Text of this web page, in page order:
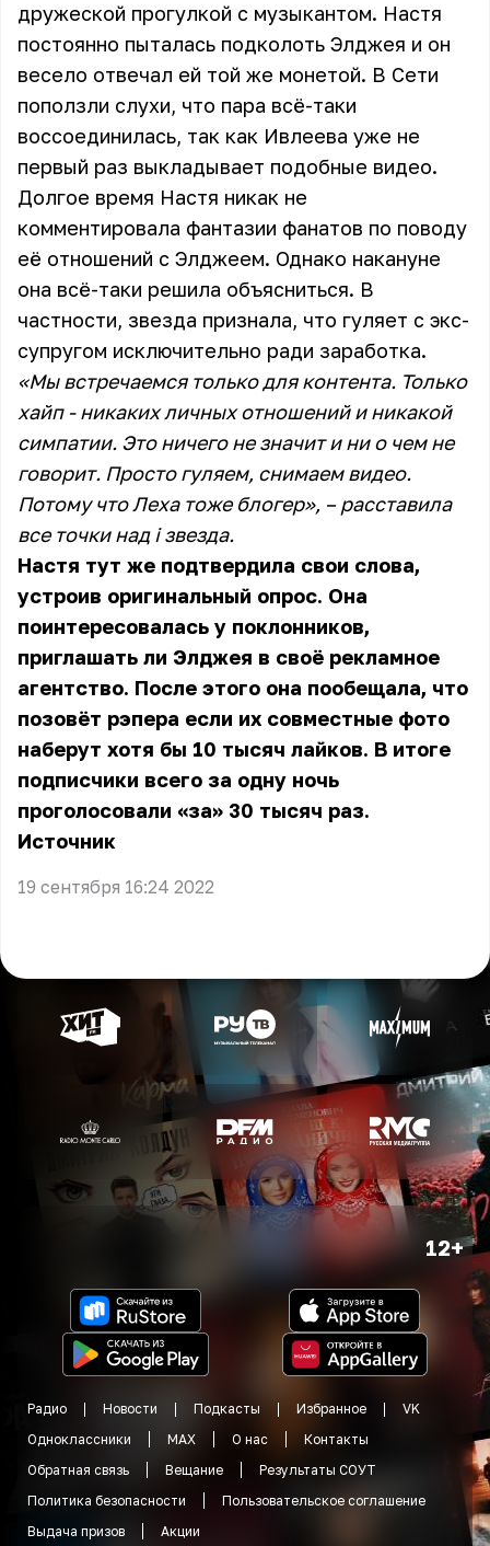
дружеской прогулкой с музыкантом. Настя
постоянно пыталась подколоть Элджея и он
весело отвечал ей той же монетой. В Сети
поползли слухи, что пара всё-таки
воссоединилась, так как Ивлеева уже не
первый раз выкладывает подобные видео.
Долгое время Настя никак не
комментировала фантазии фанатов по поводу
её отношений с Элджеем. Однако накануне
она всё-таки решила объясниться. В
частности, звезда признала, что гуляет с экс-
супругом исключительно ради заработка.
«Мы встречаемся только для контента. Только
хайп - никаких личных отношений и никакой
симпатии. Это ничего не значит и ни о чем не
говорит. Просто гуляем, снимаем видео.
Потому что Леха тоже блогер», – расставила
все точки над i звезда.
Настя тут же подтвердила свои слова,
устроив оригинальный опрос. Она
поинтересовалась у поклонников,
приглашать ли Элджея в своё рекламное
агентство. После этого она пообещала, что
позовёт рэпера если их совместные фото
наберут хотя бы 10 тысяч лайков. В итоге
подписчики всего за одну ночь
проголосовали «за» 30 тысяч раз.
Источник
19 сентября 16:24 2022
12+
Радио Новости Подкасты Избранное
VK
Одноклассники
MAX О нас
Контакты
Обратная связь
Вещание
Результаты СОУТ
Политика безопасности
Пользовательское соглашение
Выдача призов
Акции